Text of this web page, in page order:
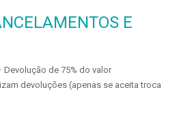
E
de 75% do valor
devoluções (apenas se aceita troca